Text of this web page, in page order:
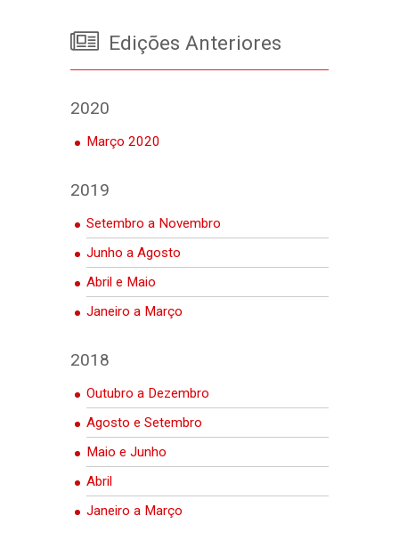
Edições Anteriores
2020
Março 2020
2019
Setembro a Novembro
Junho a Agosto
Abril e Maio
Janeiro a Março
2018
Outubro a Dezembro
Agosto e Setembro
Maio e Junho
Abril
Janeiro a Março